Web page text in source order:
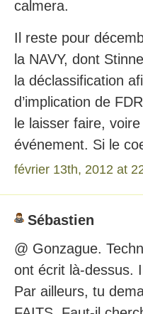
calmera.
Il reste pour
la NAVY, dont
la déclassification
d’implication de
le laisser faire,
événement. Si le
février 13th, 2012 at
Sébastien
@ Gonzague.
ont écrit là-dessus.
Par ailleurs, tu